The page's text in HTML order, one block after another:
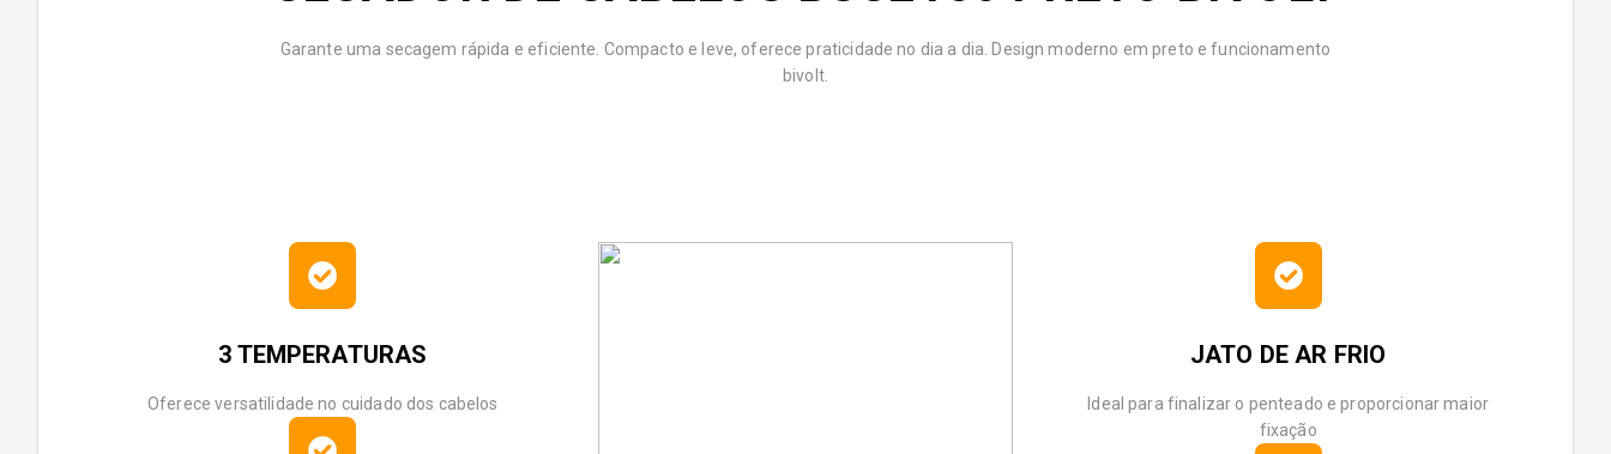
Garante uma secagem rápida e eficiente. Compacto e leve, oferece praticidade no dia a dia. Design moderno em preto e funcionamento
bivolt.
3 TEMPERATURAS
Oferece versatilidade no cuidado dos cabelos
JATO DE AR FRIO
Ideal para finalizar o penteado e proporcionar maior
fixação